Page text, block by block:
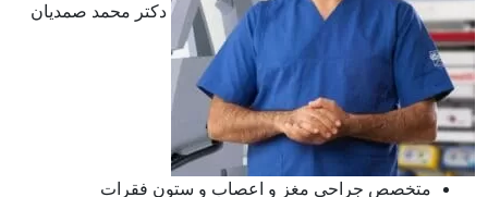
دکتر محمد صمدیان
متخصص جراحی مغز و اعصاب و ستون فقرات